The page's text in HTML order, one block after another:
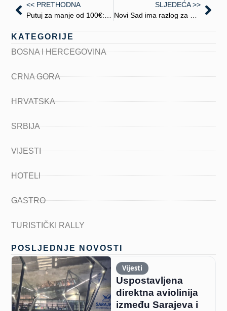
<< PRETHODNA
SLJEDEĆA >>
KATEGORIJE
BOSNA I HERCEGOVINA
CRNA GORA
HRVATSKA
SRBIJA
VIJESTI
HOTELI
GASTRO
TURISTIČKI RALLY
POSLJEDNJE NOVOSTI
Vijesti
Uspostavljena
direktna aviolinija
između Sarajeva i